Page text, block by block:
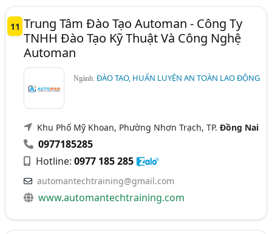
11 Trung Tâm Đào Tạo Automan - Công Ty
TNHH Đào Tạo Kỹ Thuật Và Công Nghệ
Automan
Ngành:ĐÀO TẠO, HUẤN LUYỆN AN TOÀN LAO ĐỘNG
Khu Phố Mỹ Khoan, Phường Nhơn Trạch, TP.Đồng Nai
0977185285
Hotline:0977 185 285
automantechtraining@gmail.com
www.automantechtraining.com